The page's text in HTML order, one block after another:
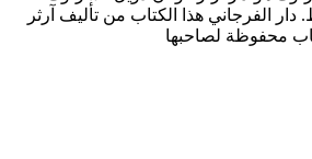
الفرجاني هذا الكتاب من تأليف آرثر
محفوظة لصاحبها